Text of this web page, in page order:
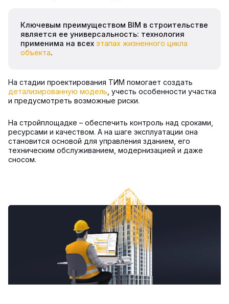
Ключевым преимуществом BIM в строительстве
является ее универсальность: технология
применима на всех этапах жизненного цикла
объекта.
На стадии проектирования ТИМ помогает создать
детализированную модель , учесть особенности участка
и предусмотреть возможные риски.
На стройплощадке – обеспечить контроль над сроками,
ресурсами и качеством. А на шаге эксплуатации она
становится основой для управления зданием, его
техническим обслуживанием, модернизацией и даже
сносом.